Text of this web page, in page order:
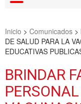
Inicio > Comunicados >
DE SALUD PARA LA
EDUCATIVAS
BRINDAR